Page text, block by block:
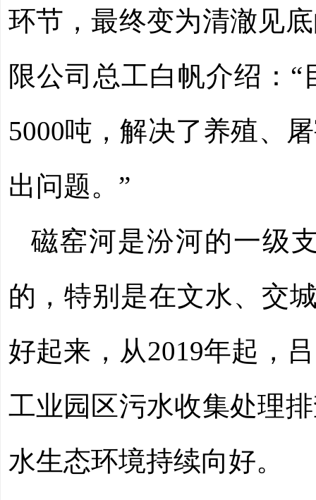
环节，最终变为清澈见
限公司总工白帆介绍：
5000吨，解决了养殖、
出问题。”
磁窑河是汾河的一级
的，特别是在文水、交
好起来，从2019年起，
工业园区污水收集处理
水生态环境持续向好。